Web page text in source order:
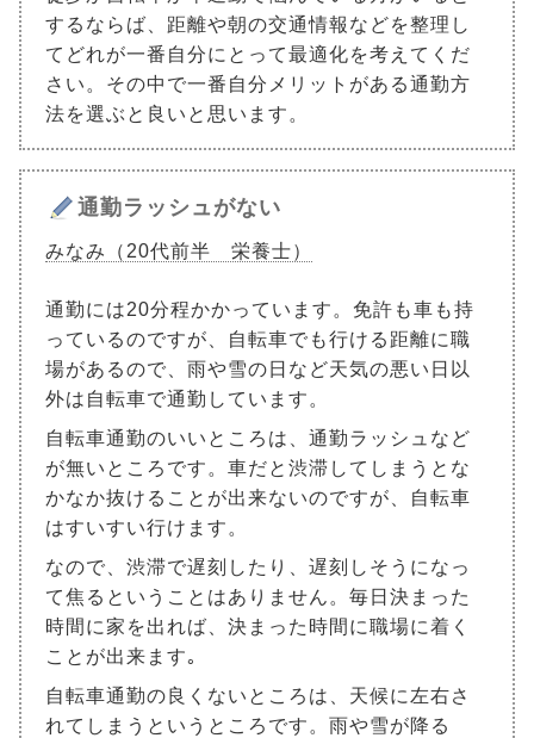
するならば、距離や朝の交通情報などを整理し
てどれが一番自分にとって最適化を考えてくだ
さい。その中で一番自分メリットがある通勤方
法を選ぶと良いと思います。
通勤ラッシュがない
みなみ（20代前半 栄養士）
通勤には20分程かかっています。免許も車も持
っているのですが、自転車でも行ける距離に職
場があるので、雨や雪の日など天気の悪い日以
外は自転車で通勤しています。
自転車通勤のいいところは、通勤ラッシュなど
が無いところです。車だと渋滞してしまうとな
かなか抜けることが出来ないのですが、自転車
はすいすい行けます。
なので、渋滞で遅刻したり、遅刻しそうになっ
て焦るということはありません。毎日決まった
時間に家を出れば、決まった時間に職場に着く
ことが出来ます｡
自転車通勤の良くないところは、天候に左右さ
れてしまうというところです。雨や雪が降る